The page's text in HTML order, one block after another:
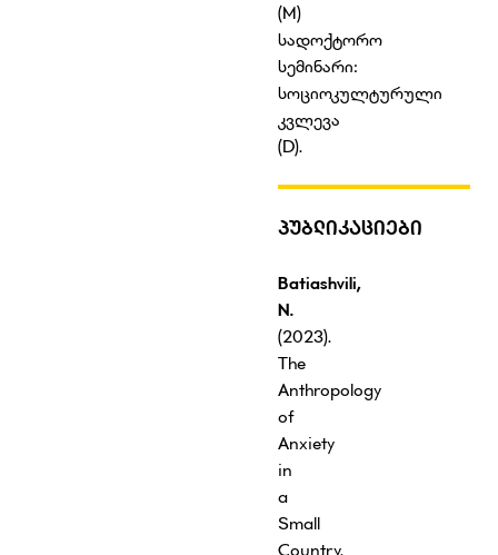
(M)
სადოქტორო
სემინარი:
სოციოკულტურული
კვლევა
(D).
ᲞᲣᲑᲚᲘᲙᲐᲪᲘᲔᲑᲘ
Batiashvili,
N.
(2023).
The
Anthropology
of
Anxiety
in
a
Small
Country.